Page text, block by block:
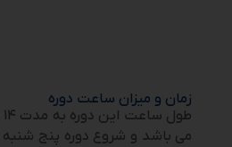
زمان و میزان ساعت دوره